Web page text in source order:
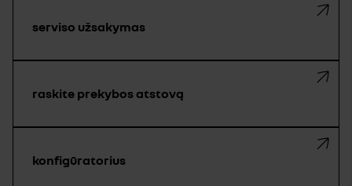
serviso užsakymas
raskite prekybos atstovą
konfigūratorius